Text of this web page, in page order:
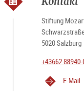
Stiftung
5020 Salzburg
+43662 88940-
E-Mail